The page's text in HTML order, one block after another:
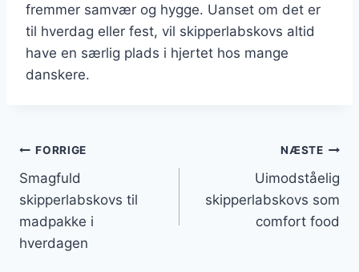
fremmer samvær og hygge. Uanset om det er
til hverdag eller fest, vil skipperlabskovs altid
have en særlig plads i hjertet hos mange
danskere.
Indlægsnavigation
FORRIGE
Smagfuld
skipperlabskovs til
madpakke i
hverdagen
NÆSTE
Uimodståelig
skipperlabskovs som
comfort food